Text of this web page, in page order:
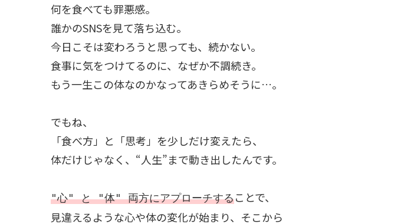
何を食べても罪悪感。
誰かのSNSを見て落ち込む。
今日こそは変わろうと思っても、続かない。
食事に気をつけてるのに、なぜか不調続き。
もう一生この体なのかなってあきらめそうに…。
でもね、
「食べ方」と「思考」を少しだけ変えたら、
体だけじゃなく、“人生”まで動き出したんです。
"心" と "体" 両方にアプローチすることで、
見違えるような心や体の変化が始まり、そこから